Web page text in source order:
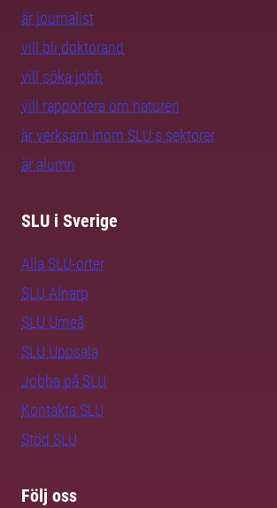
är journalist
vill bli doktorand
vill söka jobb
vill rapportera om naturen
är verksam inom SLU:s sektorer
är alumn
SLU i Sverige
Alla SLU-orter
SLU Alnarp
SLU Umeå
SLU Uppsala
Jobba på SLU
Kontakta SLU
Stöd SLU
Följ oss